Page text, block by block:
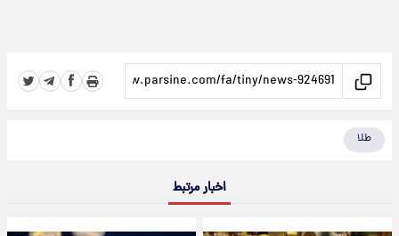
طلا
اخبار مرتبط